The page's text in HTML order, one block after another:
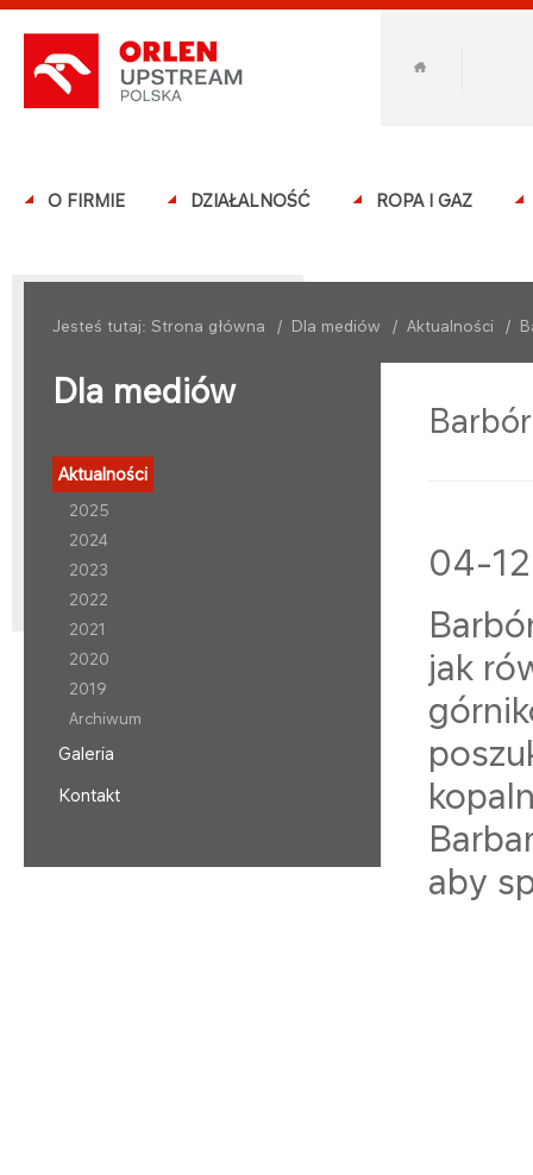
O FIRMIE DZIAŁALNOŚĆ ROPA I GAZ
Jesteś tutaj: Strona główna / Dla mediów / Aktualności /
Dla mediów
Aktualności
2025
2024
2023
2022
2021
2020
2019
Archiwum
Galeria
Kontakt
04-
jak
aby